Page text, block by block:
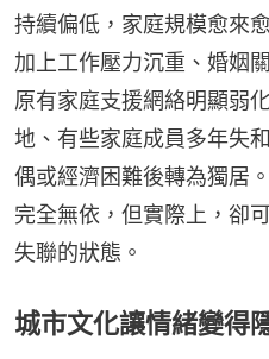
持續偏低，家庭規模愈來
加上工作壓力沉重、婚姻
原有家庭支援網絡明顯弱
地、有些家庭成員多年失
偶或經濟困難後轉為獨居
完全無依，但實際上，卻
失聯的狀態。
城市文化讓情緒變得